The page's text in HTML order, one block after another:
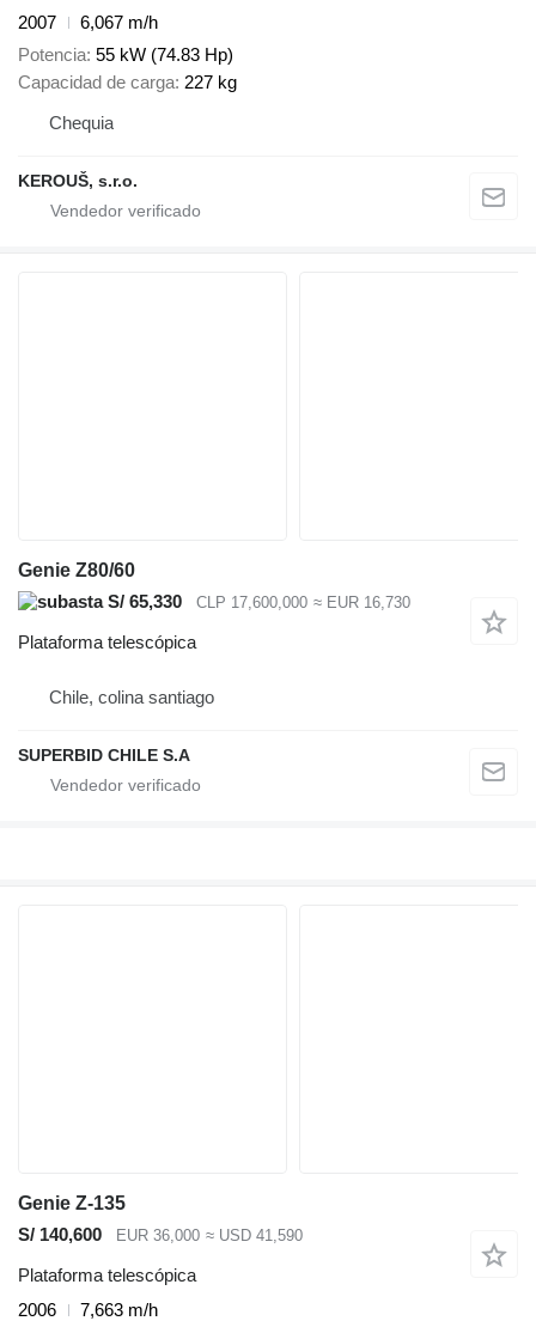
2007
6,067 m/h
Potencia 55 kW (74.83 Hp)
Capacidad de carga 227 kg
Chequia
KEROUŠ, s.r.o.
Genie Z80/60
S/ 65,330
CLP 17,600,000 ≈ EUR 16,730
Plataforma telescópica
Chile, colina santiago
SUPERBID CHILE S.A
Genie Z-135
S/ 140,600
EUR 36,000 ≈ USD 41,590
Plataforma telescópica
2006
7,663 m/h